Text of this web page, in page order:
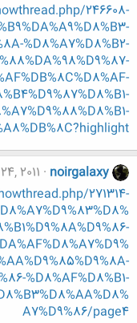
246608-
%D8%A7%D8%B2-
noirgalaxy
2011
271314-
%D8%AF%D8%B1-
A7%D9%86/page4